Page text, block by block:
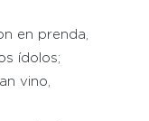
en prenda,
ídolos;
vino,